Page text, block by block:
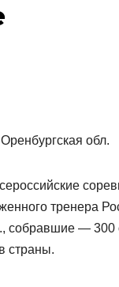
обл.
тренера
собравшие — 300
страны.